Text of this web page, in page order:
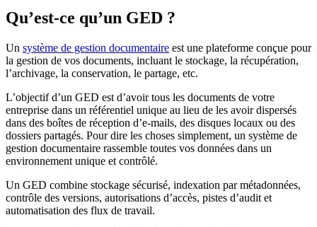
Qu’est-ce qu’un GED ?
Un système de gestion documentaire est une plateforme conçue pour
la gestion de vos documents, incluant le stockage, la récupération,
l’archivage, la conservation, le partage, etc.
L’objectif d’un GED est d’avoir tous les documents de votre
entreprise dans un référentiel unique au lieu de les avoir dispersés
dans des boîtes de réception d’e-mails, des disques locaux ou des
dossiers partagés. Pour dire les choses simplement, un système de
gestion documentaire rassemble toutes vos données dans un
environnement unique et contrôlé.
Un GED combine stockage sécurisé, indexation par métadonnées,
contrôle des versions, autorisations d’accès, pistes d’audit et
automatisation des flux de travail.